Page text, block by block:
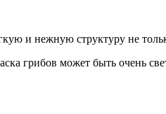
и нежную структуру не
грибов может быть очень